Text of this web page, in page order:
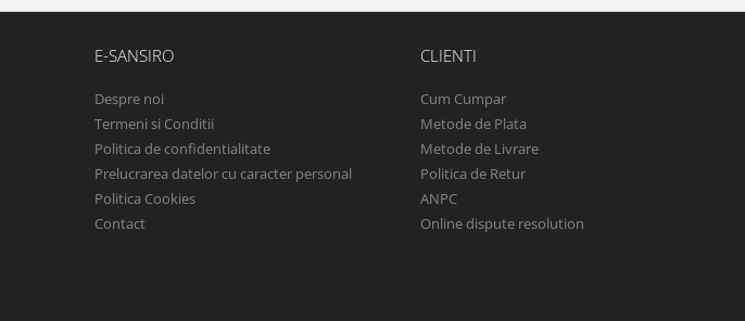
E-SANSIRO
Despre noi
Termeni si Conditii
Politica de confidentialitate
Prelucrarea datelor cu caracter personal
Politica Cookies
Contact
CLIENTI
Cum Cumpar
Metode de Plata
Metode de Livrare
Politica de Retur
ANPC
Online dispute resolution